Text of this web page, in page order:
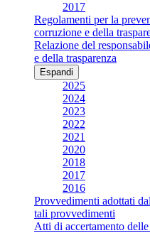
2017
Regolamenti per la
corruzione e della
Relazione del
e della trasparenza
Espandi
2025
2024
2023
2022
2021
2020
2018
2017
2016
Provvedimenti adottati
tali provvedimenti
Atti di accertamento